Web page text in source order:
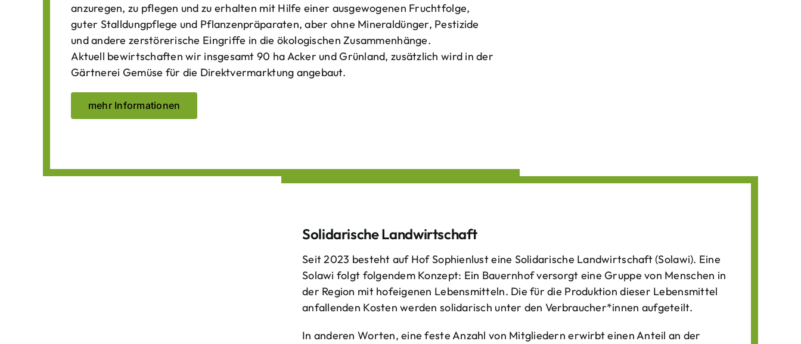
anzuregen, zu pflegen und zu erhalten mit Hilfe einer ausgewogenen Fruchtfolge,
guter Stalldungpflege und Pflanzenpräparaten, aber ohne Mineraldünger, Pestizide
und andere zerstörerische Eingriffe in die ökologischen Zusammenhänge.
Aktuell bewirtschaften wir insgesamt 90 ha Acker und Grünland, zusätzlich wird in der
Gärtnerei Gemüse für die Direktvermarktung angebaut.
mehr Informationen
Solidarische Landwirtschaft
Seit 2023 besteht auf Hof Sophienlust eine Solidarische Landwirtschaft (Solawi). Eine
Solawi folgt folgendem Konzept: Ein Bauern­hof versorgt eine Gruppe von Menschen in
der Region mit hof­eigenen Lebens­mitteln. Die für die Produktion dieser Lebens­mittel
anfallenden Kosten werden solidarisch unter den Verbraucher*­innen aufgeteilt.
In anderen Worten, eine feste Anzahl von Mitgliedern erwirbt einen Anteil an der